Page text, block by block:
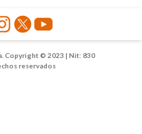
Copyright © 2023 | Nit: 830
reservados